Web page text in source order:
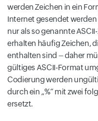
werden Zeichen in ein
Internet gesendet werden
nur als so genannte
erhalten häufig Zeichen,
enthalten sind – daher
gültiges ASCII-Format
Codierung werden
durch ein „%“ mit zwei
ersetzt.